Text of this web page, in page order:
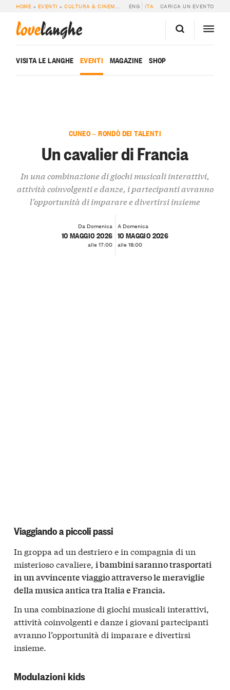
HOME » EVENTI »CULTURA & CINEMA » UN CAVALIER DI FRANCIA
ENG ITA CARICA UN EVENTO
lovelanghe
VISITA LE LANGHE EVENTI MAGAZINE SHOP
CUNEO — RONDÒ DEI TALENTI
Un cavalier di Francia
In una combinazione di giochi musicali interattivi,
attività coinvolgenti e danze, i partecipanti avranno
l’opportunità di imparare e divertirsi insieme
Da Domenica
10 MAGGIO 2026
alle 17:00
A Domenica
10 MAGGIO 2026
alle 18:00
Viaggiando a piccoli passi
In groppa ad un destriero e in compagnia di un
misterioso cavaliere, i bambini saranno trasportati
in un avvincente viaggio attraverso le meraviglie
della musica antica tra Italia e Francia.
In una combinazione di giochi musicali interattivi,
attività coinvolgenti e danze i giovani partecipanti
avranno l’opportunità di imparare e divertirsi
insieme.
Modulazioni kids